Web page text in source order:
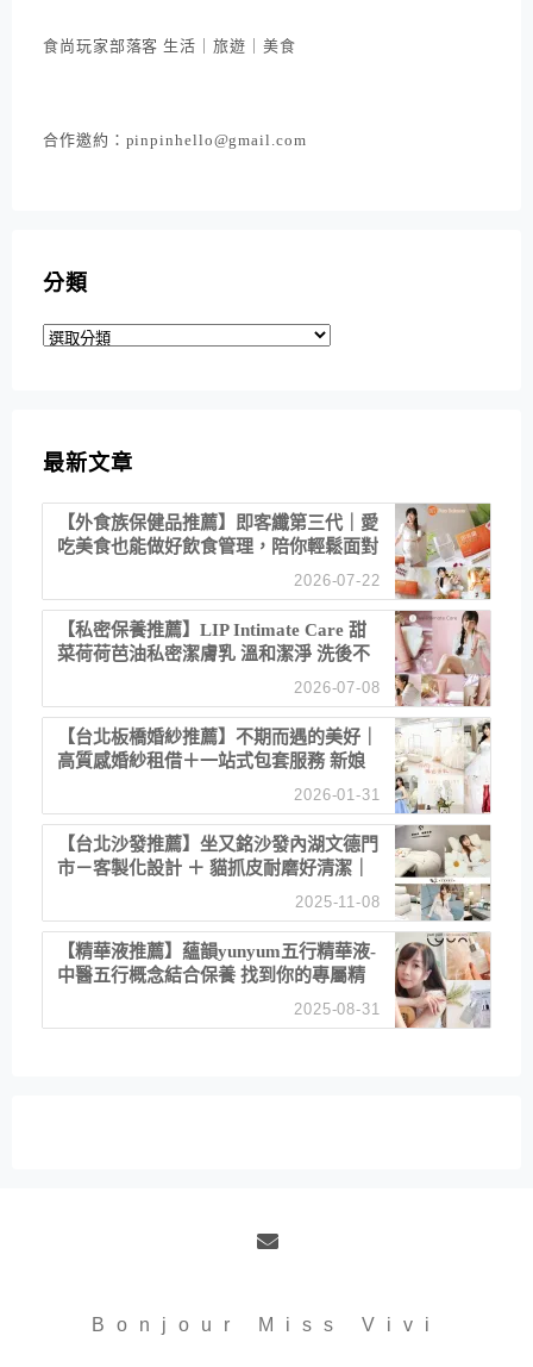
食尚玩家部落客 生活｜旅遊｜美食
合作邀約：pinpinhello@gmail.com
分類
分
最新文章
【外食族保健品推薦】即客纖第三代｜愛
吃美食也能做好飲食管理，陪你輕鬆面對
2026-07-22
【私密保養推薦】LIP Intimate Care 甜
菜荷荷芭油私密潔膚乳 溫和潔淨 洗後不
2026-07-08
【台北板橋婚紗推薦】不期而遇的美好｜
高質感婚紗租借＋一站式包套服務 新娘
2026-01-31
【台北沙發推薦】坐又銘沙發內湖文德門
市－客製化設計 ＋ 貓抓皮耐磨好清潔｜
直營直銷、價格透明 高CP值打造夢想
2025-11-08
【精華液推薦】蘊韻yunyum五行精華液-
中醫五行概念結合保養 找到你的專屬精
華！ 水㊀土㊀就選「潤・賦精華」維持
2025-08-31
Bonjour Miss Vivi